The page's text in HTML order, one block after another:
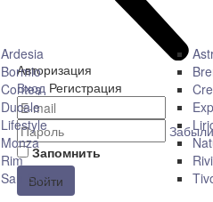
Ardesia
Bormio
Contea
Ducale
Lifestyle
Monza
Rim
San Siro
Авторизация
Вход Регистрация
Запомнить
Войти